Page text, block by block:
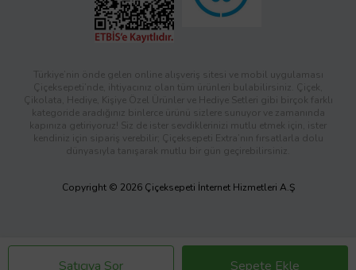
Satıcıya Sor Sepete Ekle
Türkiye’nin önde gelen online alışveriş sitesi ve mobil uygulaması
Çiçeksepeti’nde, ihtiyacınız olan tüm ürünleri bulabilirsiniz. Çiçek,
Çikolata, Hediye, Kişiye Özel Ürünler ve Hediye Setleri gibi birçok farklı
kategoride aradığınız binlerce ürünü sizlere sunuyor ve zamanında
kapınıza getiriyoruz! Siz de ister sevdiklerinizi mutlu etmek için, ister
kendiniz için sipariş verebilir; Çiçeksepeti Extra’nın fırsatlarla dolu
dünyasıyla tanışarak mutlu bir gün geçirebilirsiniz.
Copyright © 2026 Çiçeksepeti İnternet Hizmetleri A.Ş